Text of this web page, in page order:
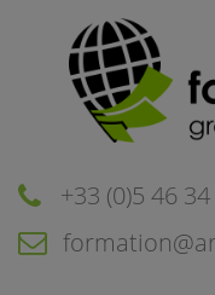
+33 (0)5 46